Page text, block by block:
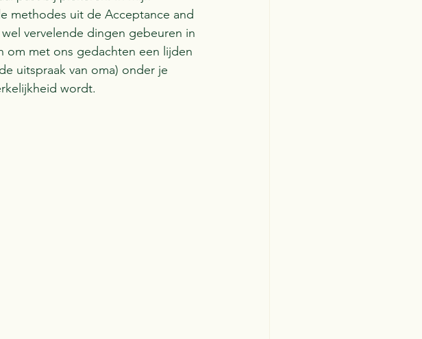
methodes uit de Acceptance and
vervelende dingen gebeuren in
om met ons gedachten een lijden
uitspraak van oma) onder je
wordt.